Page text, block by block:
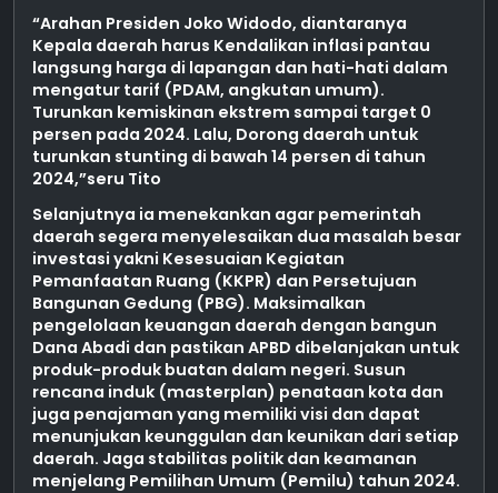
“Arahan Presiden Joko Widodo, diantaranya
Kepala daerah harus Kendalikan inflasi pantau
langsung harga di lapangan dan hati-hati dalam
mengatur tarif (PDAM, angkutan umum).
Turunkan kemiskinan ekstrem sampai target 0
persen pada 2024. Lalu, Dorong daerah untuk
turunkan stunting di bawah 14 persen di tahun
2024,”seru Tito
Selanjutnya ia menekankan agar pemerintah
daerah segera menyelesaikan dua masalah besar
investasi yakni Kesesuaian Kegiatan
Pemanfaatan Ruang (KKPR) dan Persetujuan
Bangunan Gedung (PBG). Maksimalkan
pengelolaan keuangan daerah dengan bangun
Dana Abadi dan pastikan APBD dibelanjakan untuk
produk-produk buatan dalam negeri. Susun
rencana induk (masterplan) penataan kota dan
juga penajaman yang memiliki visi dan dapat
menunjukan keunggulan dan keunikan dari setiap
daerah. Jaga stabilitas politik dan keamanan
menjelang Pemilihan Umum (Pemilu) tahun 2024.